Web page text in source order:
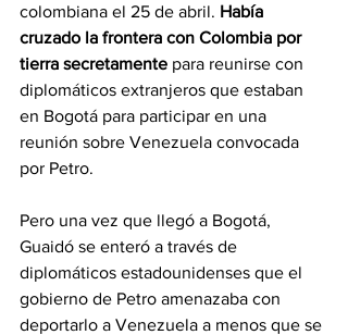
colombiana el 25 de abril. Había
cruzado la frontera con Colombia por
tierra secretamente para reunirse con
diplomáticos extranjeros que estaban
en Bogotá para participar en una
reunión sobre Venezuela convocada
por Petro.
Pero una vez que llegó a Bogotá,
Guaidó se enteró a través de
diplomáticos estadounidenses que el
gobierno de Petro amenazaba con
deportarlo a Venezuela a menos que se